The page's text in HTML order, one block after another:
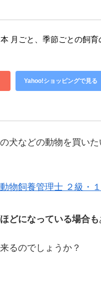
月ごと、季節ごとの飼
Yahoo!ショッピングで見る
犬などの動物を買い
物飼養管理士 ２級・１
どになっている場合も
るのでしょうか？